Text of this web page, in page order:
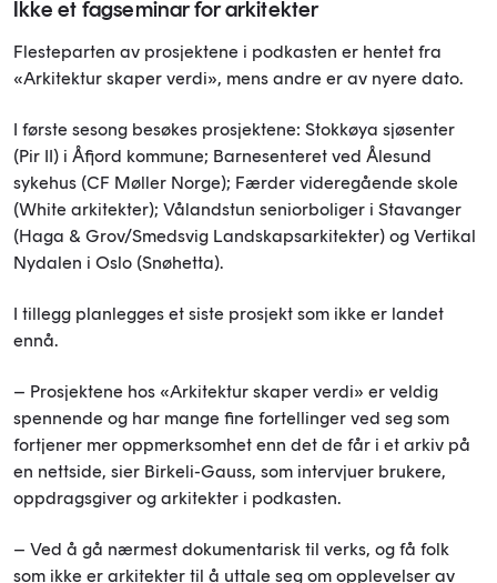
Ikke et fagseminar for arkitekter
Flesteparten av prosjektene i podkasten er hentet fra
«Arkitektur skaper verdi», mens andre er av nyere dato.
I første sesong besøkes prosjektene: Stokkøya sjøsenter
(Pir II) i Åfjord kommune; Barnesenteret ved Ålesund
sykehus (CF Møller Norge); Færder videregående skole
(White arkitekter); Vålandstun seniorboliger i Stavanger
(Haga & Grov/Smedsvig Landskapsarkitekter) og Vertikal
Nydalen i Oslo (Snøhetta).
I tillegg planlegges et siste prosjekt som ikke er landet
ennå.
– Prosjektene hos «Arkitektur skaper verdi» er veldig
spennende og har mange fine fortellinger ved seg som
fortjener mer oppmerksomhet enn det de får i et arkiv på
en nettside, sier Birkeli-Gauss, som intervjuer brukere,
oppdragsgiver og arkitekter i podkasten.
– Ved å gå nærmest dokumentarisk til verks, og få folk
som ikke er arkitekter til å uttale seg om opplevelser av